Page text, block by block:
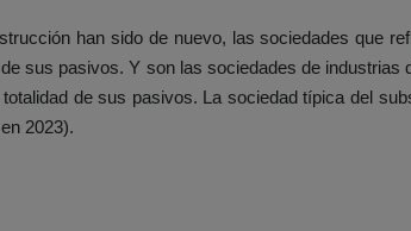
han sido de nuevo, las sociedades que
sus pasivos. Y son las sociedades de
de sus pasivos. La sociedad típica del
2023).